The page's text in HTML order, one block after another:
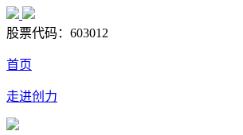
股票代码： 603012
首页
走进创力